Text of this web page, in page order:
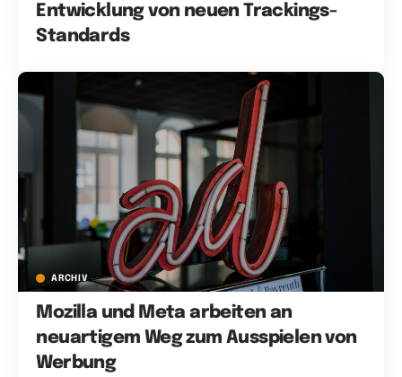
Entwicklung von neuen Trackings-
Standards
ARCHIV
Mozilla und Meta arbeiten an
neuartigem Weg zum Ausspielen von
Werbung